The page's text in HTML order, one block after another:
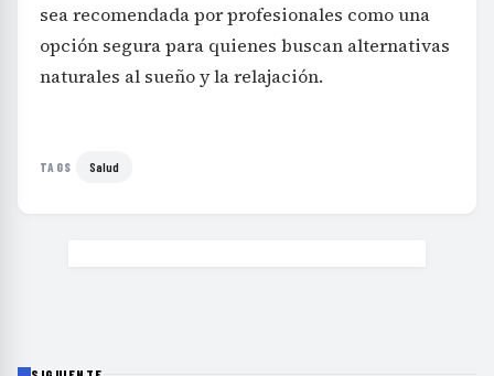
sea recomendada por profesionales como una
opción segura para quienes buscan alternativas
naturales al sueño y la relajación.
TAGS Salud